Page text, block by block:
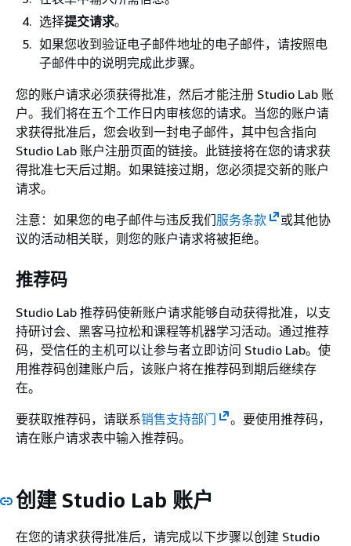
选择提交请求。
如果您收到验证电子邮件地址的电子邮件，请按照电
子邮件中的说明完成此步骤。
您的账户请求必须获得批准，然后才能注册 Studio Lab 账
户。我们将在五个工作日内审核您的请求。当您的账户请
求获得批准后，您会收到一封电子邮件，其中包含指向
Studio Lab 账户注册页面的链接。此链接将在您的请求获
得批准七天后过期。如果链接过期，您必须提交新的账户
请求。
注意：如果您的电子邮件与违反我们服务条款
或其他协
议的活动相关联，则您的账户请求将被拒绝。
推荐码
Studio Lab 推荐码使新账户请求能够自动获得批准，以支
持研讨会、黑客马拉松和课程等机器学习活动。通过推荐
码，受信任的主机可以让参与者立即访问 Studio Lab。使
用推荐码创建账户后，该账户将在推荐码到期后继续存
在。
要获取推荐码，请联系销售支持部门
。要使用推荐码，
请在账户请求表中输入推荐码。
创建 Studio Lab 账户
在您的请求获得批准后，请完成以下步骤以创建 Studio